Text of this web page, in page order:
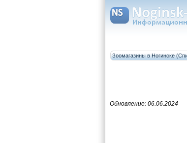
Зоомагазины в Ногинске
Обновление: 06.06.2024